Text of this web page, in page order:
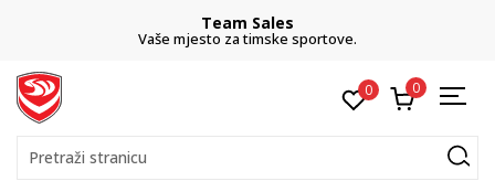
Team Sales
Vaše mjesto za timske sportove.
0 0
Pretraži stranicu